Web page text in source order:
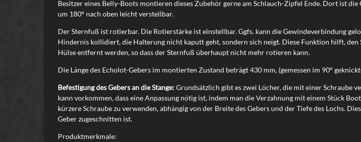
Besitzer eines Belly-Boots montieren dieses Zubehör gerne am Schlauch-Zipfel Ende. Dort ist
um 180° nach oben leicht verstellbar.
Der Sternfuß ist rotierbar. Die Rotierstärke ist einstellbar. Ggfs. kann die Gewindeverbindung
Hindernis kollidiert, die Halterung nicht kaputt geht, sondern sich neigt. Diese Funktion hilft,
Hülse entfernt werden, so dass der Sternfuß überhaupt nicht mehr rotieren kann.
Die Länge des Echolot-Gebers im montierten Zustand beträgt 430 mm, (gemessen im 90°
Befestigung des Gebers an die Stange:Grundsätzlich gibt es zwei Löcher, die mit einer Schraube
kann vorkommen, dass eine Anpassung nötig ist, indem man die Verzahnung mit einem Stück
kürzere Schraube zu verwenden, abhängig von der Breite des Gebers und der Tiefe des Lochs.
Geber zugeschnitten ist.
Produktmerkmale: